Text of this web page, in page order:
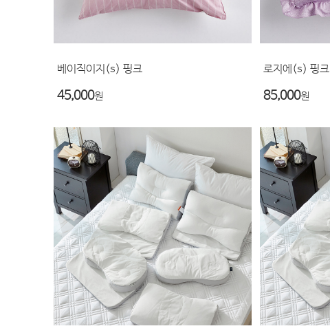
베이직이지(s) 핑크
45,000원
로지에(s) 핑크
85,000원